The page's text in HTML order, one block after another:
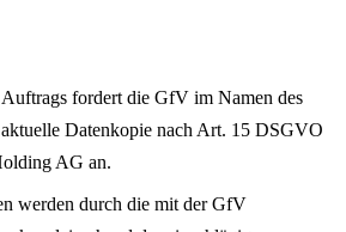
fordert die GfV im Namen des
Datenkopie nach Art. 15 DSGVO
AG an.
werden durch die mit der GfV